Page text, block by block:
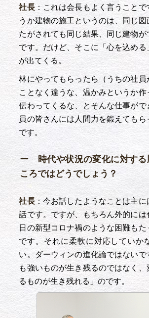
社長：これは会長もよく言うことで
うか建物の施工というのは、同じ
たがされても同じ結果、同じ建物が
です。だけど、そこに「心を込める
が出てくる。
林にやってもらったら（うちの社員
ことなく違うな、温かみというか
伝わってくるな、とそんな仕事がで
員の皆さんには人間力を鍛えてもら
です。
ー 時代や状況の変化に対する
ころではどうでしょう？
社長：今お話したようなことは主に
話です。ですが、もちろん外的には
日の新型コロナ禍のような困難も
です。それに柔軟に対応していか
い。ダーウィンの進化論ではないで
も強いものが生き残るのではなく、
るものが生き残れる」のです。